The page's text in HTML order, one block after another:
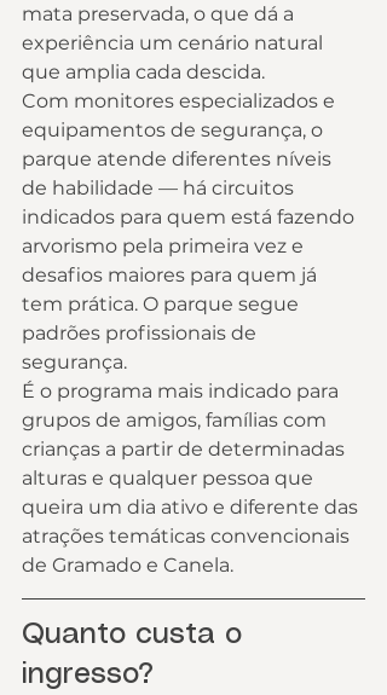
mata preservada, o que dá a
experiência um cenário natural
que amplia cada descida.
Com monitores especializados e
equipamentos de segurança, o
parque atende diferentes níveis
de habilidade — há circuitos
indicados para quem está fazendo
arvorismo pela primeira vez e
desafios maiores para quem já
tem prática. O parque segue
padrões profissionais de
segurança.
É o programa mais indicado para
grupos de amigos, famílias com
crianças a partir de determinadas
alturas e qualquer pessoa que
queira um dia ativo e diferente das
atrações temáticas convencionais
de Gramado e Canela.
Quanto custa o
ingresso?